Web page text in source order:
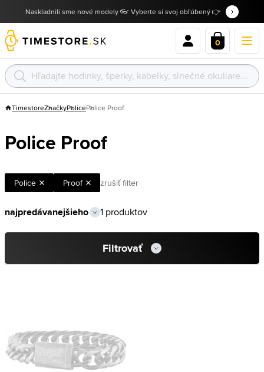
Naskladnili sme nové modely 👓 Vyberte si svoj obľúbený 👉
0
TimestoreZnačkyPolicePolice Proof
Police Proof
Police Proof zrušiť filter
1 produktov
Filtrovať